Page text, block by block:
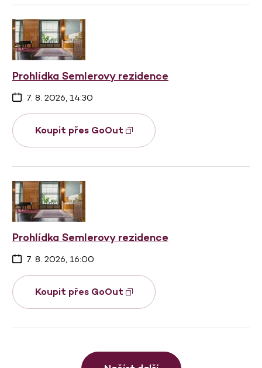
Prohlídka Semlerovy rezidence
7. 8. 2026, 14:30
Koupit přes GoOut
Prohlídka Semlerovy rezidence
7. 8. 2026, 16:00
Koupit přes GoOut